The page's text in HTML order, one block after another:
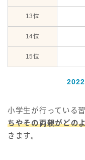
13位
14位
15位
小学生が行っている
ちやその両親がどの
きます。